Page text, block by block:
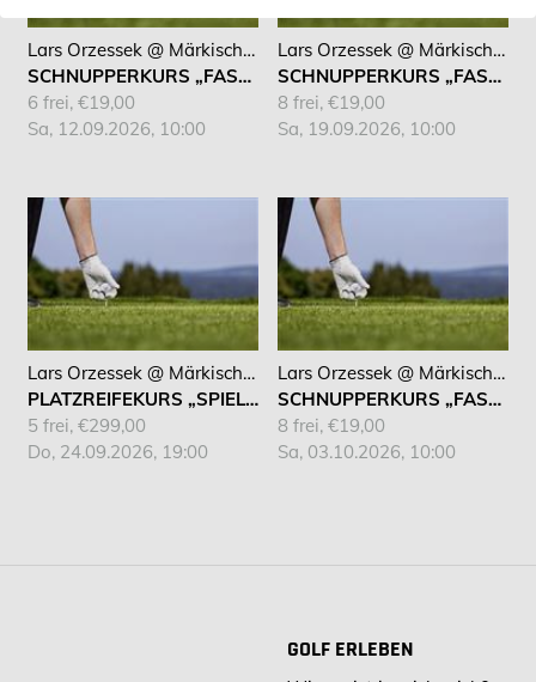
Lars Orzessek @ Märkischer Golf Club Hagen
SCHNUPPERKURS „FASZINATION GOLF“
6 frei, €19,00
Sa, 12.09.2026, 10:00
Lars Orzessek @ Märkischer Golf Club Hagen
SCHNUPPERKURS „FASZINATION GOLF“
8 frei, €19,00
Sa, 19.09.2026, 10:00
Lars Orzessek @ Märkischer Golf Club Hagen
PLATZREIFEKURS „SPIELEND ZUR DGV PLATZREIFE“
5 frei, €299,00
Do, 24.09.2026, 19:00
Lars Orzessek @ Märkischer Golf Club Hagen
SCHNUPPERKURS „FASZINATION GOLF“
8 frei, €19,00
Sa, 03.10.2026, 10:00
GOLF ERLEBEN